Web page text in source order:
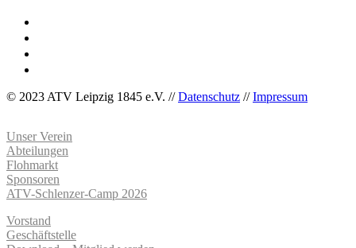
© 2023 ATV Leipzig 1845 e.V. //Datenschutz //Impressum
Unser Verein
Abteilungen
Flohmarkt
Sponsoren
ATV-Schlenzer-Camp 2026
Vorstand
Geschäftstelle